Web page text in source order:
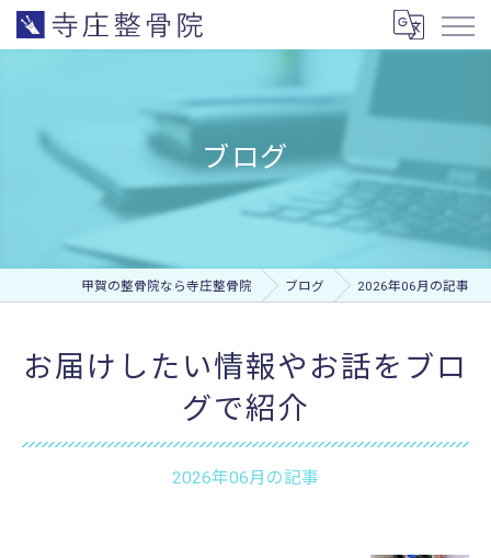
ブログ
甲賀の整骨院なら寺庄整骨院 ブログ 2026年06月の記事
お届けしたい情報やお話をブロ
グで紹介
2026年06月の記事